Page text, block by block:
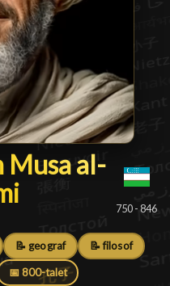
Musa al-
Musa al-
750 - 846
📝 geograf 📝 filosof
📅 800-talet